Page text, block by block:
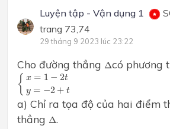
Luyện tập - Vận dụng 1
trang 73,74
29 tháng 9 2023 lúc 23:22
Cho đường thẳng Δ
Δcó phương
{ x = 1 − 2t
y = −2 + t
{x 2 =−
a) Chỉ ra tọa độ của hai điểm
thẳng Δ
Δ.